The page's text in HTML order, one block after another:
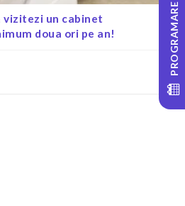
vizitezi un cabinet
doua ori pe an!
PROGRAMARE